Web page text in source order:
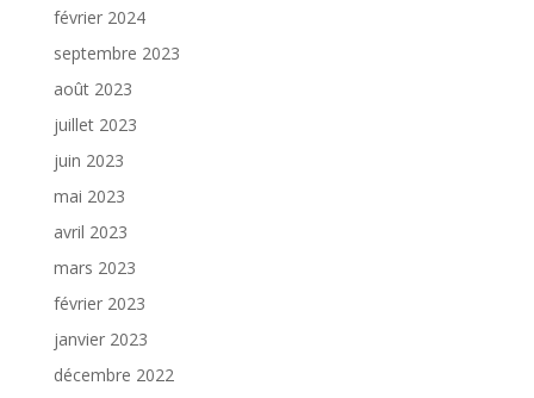
février 2024
septembre 2023
août 2023
juillet 2023
juin 2023
mai 2023
avril 2023
mars 2023
février 2023
janvier 2023
décembre 2022